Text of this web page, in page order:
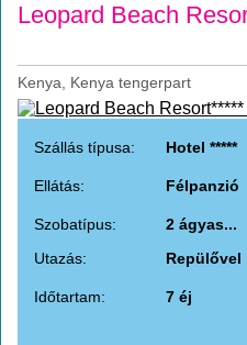
Leopard Beach
Kenya, Kenya tengerpart
Szállás típusa: Hotel *****
Ellátás: Félpanzió
Szobatípus:
2 ágyas...
Utazás:
Repülővel
Időtartam: 7 éj